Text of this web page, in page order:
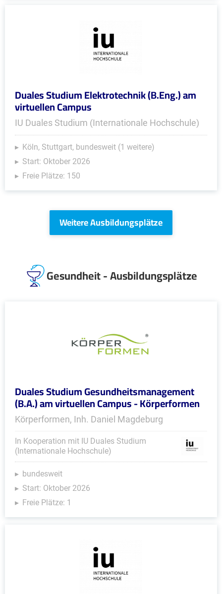
Duales Studium Elektrotechnik (B.Eng.) am
virtuellen Campus
IU Duales Studium (Internationale Hochschule)
Köln, Stuttgart, bundesweit (1 weitere)
Start: Oktober 2026
Freie Plätze: 150
Weitere Ausbildungsplätze
Gesundheit - Ausbildungsplätze
Duales Studium Gesundheitsmanagement
(B.A.) am virtuellen Campus - Körperformen
Körperformen, Inh. Daniel Magdeburg
In Kooperation mit IU Duales Studium
(Internationale Hochschule)
bundesweit
Start: Oktober 2026
Freie Plätze: 1